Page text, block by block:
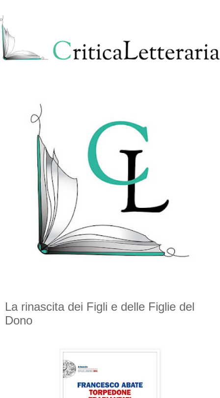
La rinascita dei Figli e delle Figlie del
Dono